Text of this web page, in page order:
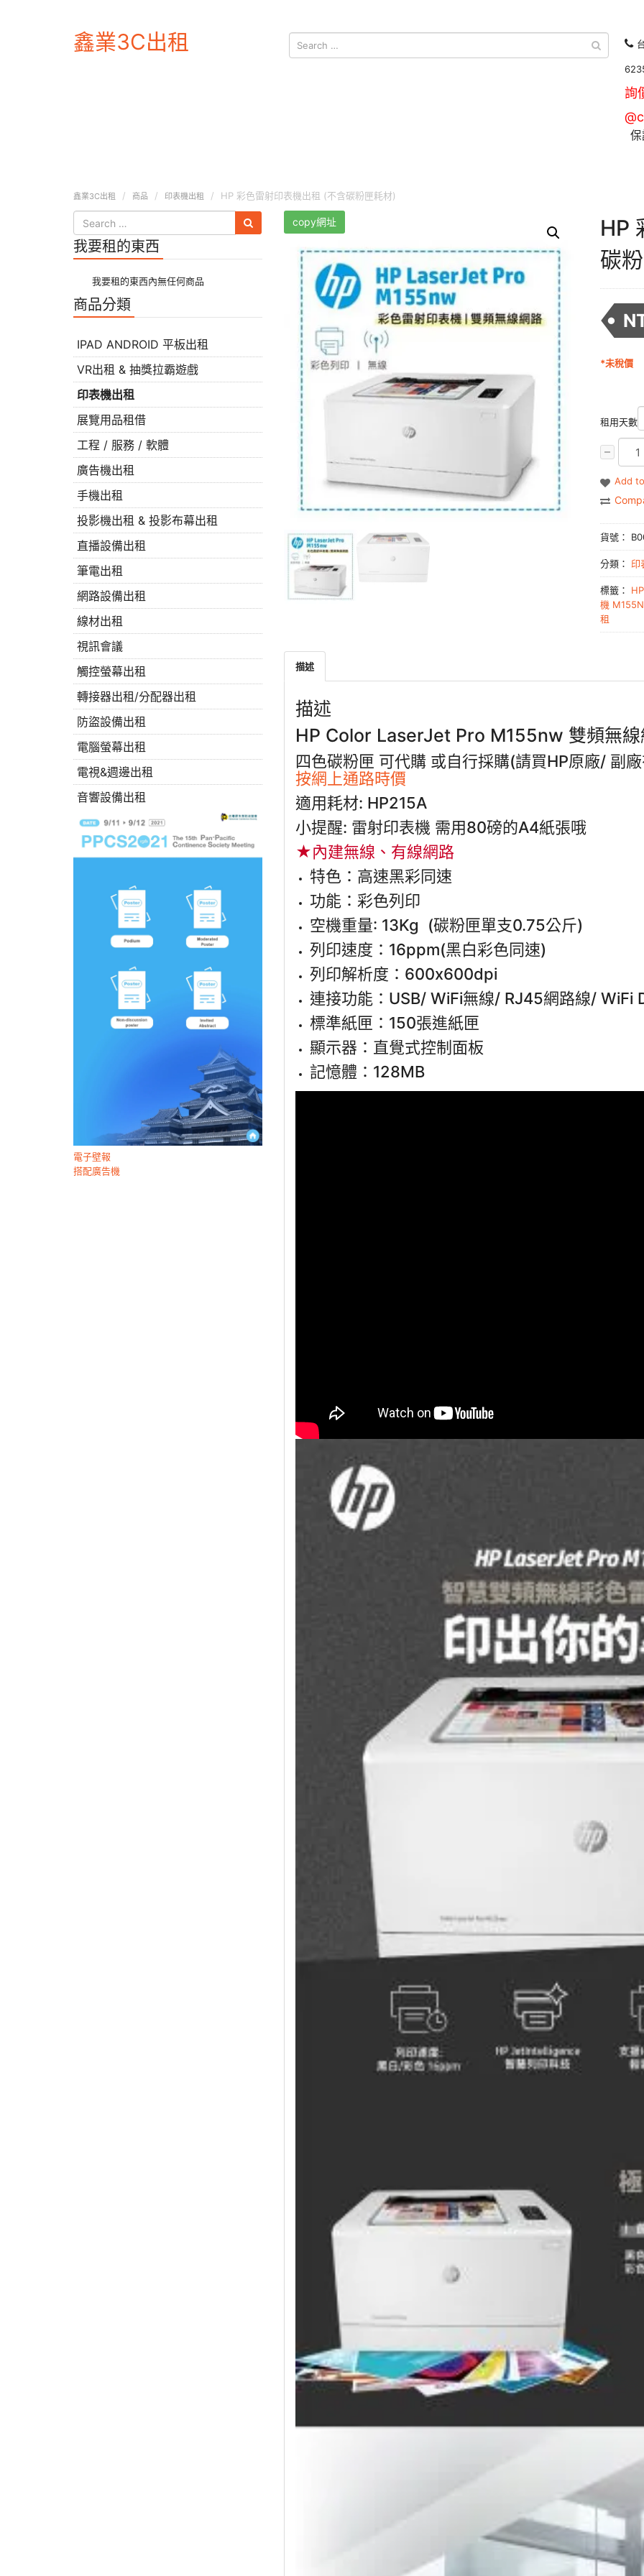
鑫業3C出租
詢
鑫業3C出租 商品 印表機出租 HP 彩色雷射印表機出租 (不含碳粉匣耗材)
copy網址
HP
碳
*未稅價
租用天數
Add
貨號：
分類： 印
標籤：
機
租
描述
描述
HP Color LaserJet Pro M155nw 雙頻無線
四色碳粉匣 可代購 或自行採購(請買HP原廠/ 副
按網上通路時價
適用耗材: HP215A
小提醒: 雷射印表機 需用80磅的A4紙張哦
★內建無線、有線網路
特色：高速黑彩同速
功能：彩色列印
空機重量: 13Kg (碳粉匣單支0.75公斤)
列印速度：16ppm(黑白彩色同速)
列印解析度：600x600dpi
連接功能：USB/ WiFi無線/ RJ45網路線/ WiFi
標準紙匣：150張進紙匣
顯示器：直覺式控制面板
記憶體：128MB
我要租的東西
我要租的東西內無任何商品
商品分類
IPAD ANDROID 平板出租
VR出租 & 抽獎拉霸遊戲
印表機出租
展覽用品租借
工程 / 服務 / 軟體
廣告機出租
手機出租
投影機出租 & 投影布幕出租
直播設備出租
筆電出租
網路設備出租
線材出租
視訊會議
觸控螢幕出租
轉接器出租/分配器出租
防盜設備出租
電腦螢幕出租
電視&週邊出租
音響設備出租
電子壁報
搭配廣告機